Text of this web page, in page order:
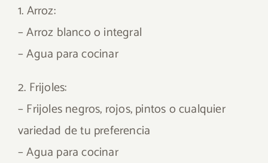
1. Arroz:
– Arroz blanco o integral
– Agua para cocinar
2. Frijoles:
– Frijoles negros, rojos, pintos o cualquier
variedad de tu preferencia
– Agua para cocinar